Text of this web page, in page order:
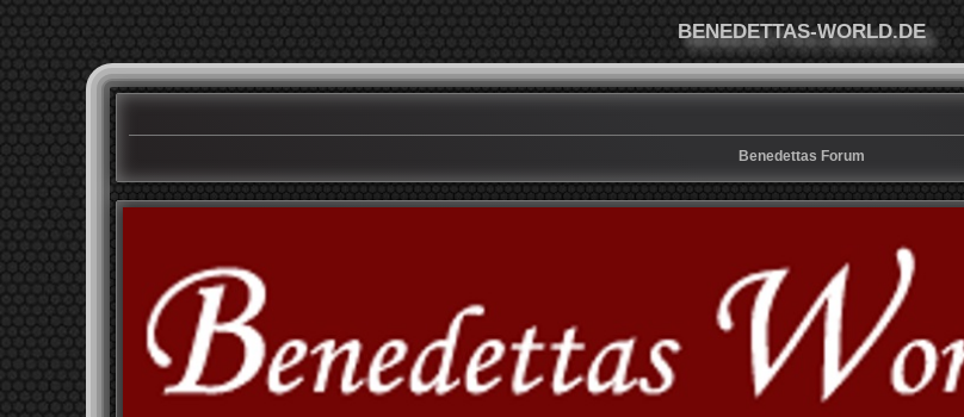
BENEDETTAS-WORLD.DE
Benedettas Forum